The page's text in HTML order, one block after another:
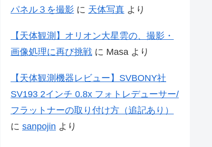
パネル３を撮影 に 天体写真 より
【天体観測】オリオン大星雲の、撮影・
画像処理に再び挑戦 に Masa より
【天体観測機器レビュー】SVBONY社
SV193 2インチ 0.8x フォトレデューサー/
フラットナーの取り付け方（追記あり）
に sanpojin より